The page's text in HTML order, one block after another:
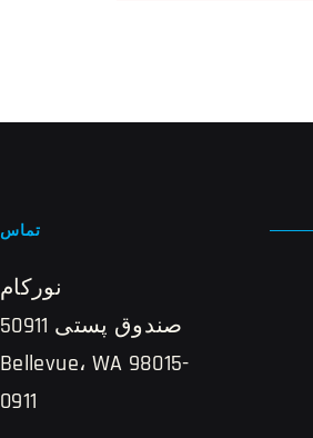
تماس
نورکام
صندوق پستی 50911
Bellevue، WA 98015-
0911